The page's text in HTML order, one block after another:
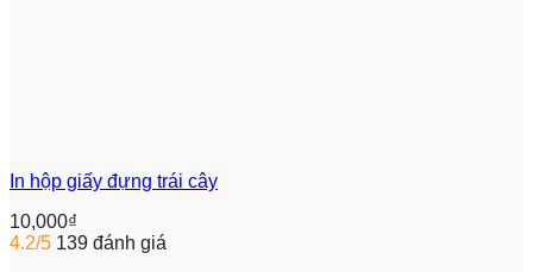
In hộp giấy đựng trái cây
10,000₫
4.2/5 139 đánh giá